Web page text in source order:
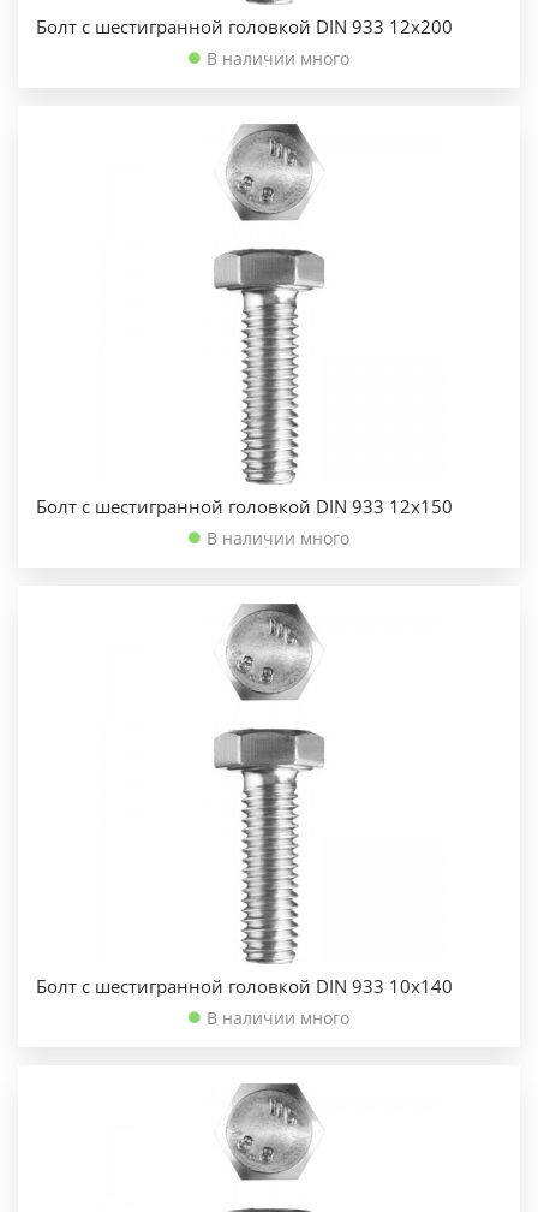
Болт с шестигранной головкой DIN 933 12х200
В наличии много
Болт с шестигранной головкой DIN 933 12х150
В наличии много
Болт с шестигранной головкой DIN 933 10х140
В наличии много